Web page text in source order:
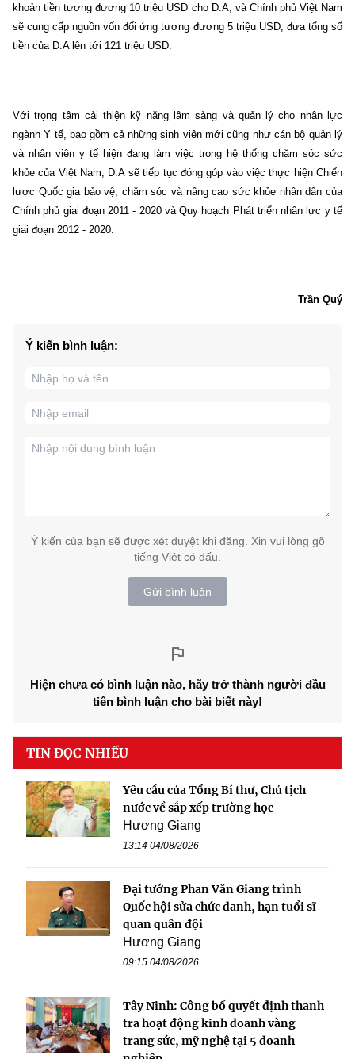
khoản tiền tương đương 10 triệu USD cho D.A, và Chính phủ Việt Nam
sẽ cung cấp nguồn vốn đối ứng tương đương 5 triệu USD, đưa tổng số
tiền của D.A lên tới 121 triệu USD.
Với trọng tâm cải thiện kỹ năng lâm sàng và quản lý cho nhân lực
ngành Y tế, bao gồm cả những sinh viên mới cũng như cán bộ quản lý
và nhân viên y tế hiện đang làm việc trong hệ thống chăm sóc sức
khỏe của Việt Nam, D.A sẽ tiếp tục đóng góp vào việc thực hiện Chiến
lược Quốc gia bảo vệ, chăm sóc và nâng cao sức khỏe nhân dân của
Chính phủ giai đoạn 2011 - 2020 và Quy hoạch Phát triển nhân lực y tế
giai đoạn 2012 - 2020.
Trần Quý
Ý kiến bình luận:
Ý kiến của bạn sẽ được xét duyệt khi đăng. Xin vui lòng gõ
tiếng Việt có dấu.
Gửi bình luận
Hiện chưa có bình luận nào, hãy trở thành người đầu
tiên bình luận cho bài biết này!
TIN ĐỌC NHIỀU
Yêu cầu của Tổng Bí thư, Chủ tịch
nước về sắp xếp trường học
Hương Giang
13:14 04/08/2026
Đại tướng Phan Văn Giang trình
Quốc hội sửa chức danh, hạn tuổi sĩ
quan quân đội
Hương Giang
09:15 04/08/2026
Tây Ninh: Công bố quyết định thanh
tra hoạt động kinh doanh vàng
trang sức, mỹ nghệ tại 5 doanh